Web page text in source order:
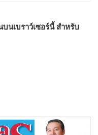
นเบราว์เซอร์นี้ สำหรับ